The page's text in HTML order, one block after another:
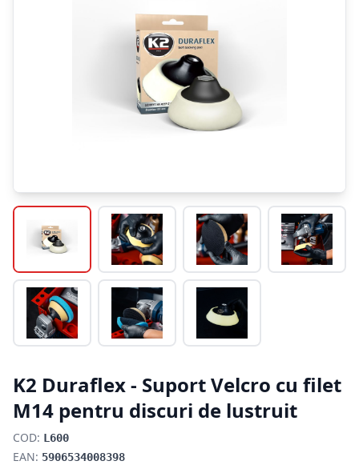
K2 Duraflex - Suport Velcro cu filet
M14 pentru discuri de lustruit
COD: L600
EAN: 5906534008398